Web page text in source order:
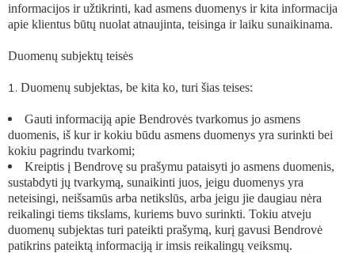
informacijos ir užtikrinti, kad asmens duomenys ir kita informacija
apie klientus būtų nuolat atnaujinta, teisinga ir laiku sunaikinama.
Duomenų subjektų teisės
Duomenų subjektas, be kita ko, turi šias teises:
Gauti informaciją apie Bendrovės tvarkomus jo asmens
duomenis, iš kur ir kokiu būdu asmens duomenys yra surinkti bei
kokiu pagrindu tvarkomi;
Kreiptis į Bendrovę su prašymu pataisyti jo asmens duomenis,
sustabdyti jų tvarkymą, sunaikinti juos, jeigu duomenys yra
neteisingi, neišsamūs arba netikslūs, arba jeigu jie daugiau nėra
reikalingi tiems tikslams, kuriems buvo surinkti. Tokiu atveju
duomenų subjektas turi pateikti prašymą, kurį gavusi Bendrovė
patikrins pateiktą informaciją ir imsis reikalingų veiksmų.